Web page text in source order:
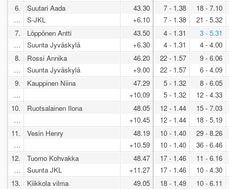
6.
…
Suutari Aada
S-JKL
43.30
+6.10
7 - 1.38
7 - 1.38
18 - 7.10
21 - 5.32
7.
…
Löppönen Antti
Suunta Jyväskylä
43.50
+6.30
4 - 1.31
4 - 1.31
3 - 5.31
4 - 4.00
8.
…
Rossi Annika
Suunta Jyväskylä
46.20
+9.00
22 - 1.57
22 - 1.57
9 - 6.06
6 - 4.09
9.
…
Kauppinen Niina
47.29
+10.09
5 - 1.32
5 - 1.32
8 - 6.05
12 - 4.33
10.
…
Ruotsalainen Ilona
48.05
+10.45
12 - 1.44
12 - 1.44
15 - 7.03
18 - 5.19
11.
…
Vesin Henry
48.19
+10.59
10 - 1.40
10 - 1.40
29 - 8.26
36 - 6.46
12.
…
Tuomo Kohvakka
Suunta JKL
48.47
+11.27
17 - 1.46
17 - 1.46
11 - 6.16
10 - 4.30
13.
Kiikkola vilma
49.05
18 - 1.49
10 - 6.11